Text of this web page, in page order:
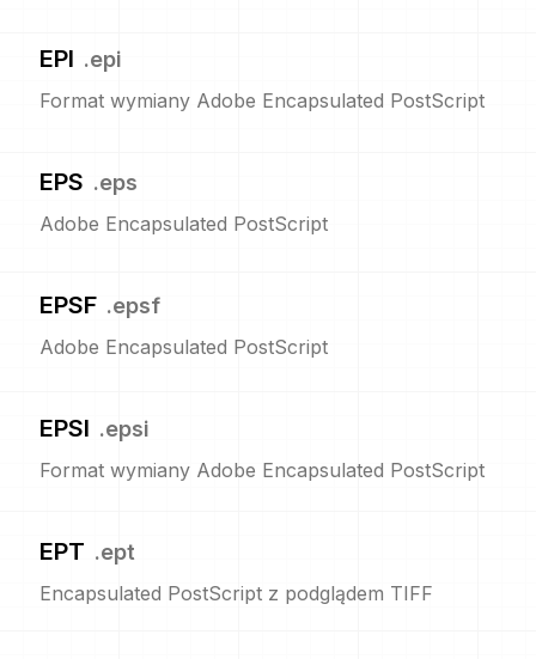
EPI .epi
Format wymiany Adobe Encapsulated PostScript
EPS .eps
Adobe Encapsulated PostScript
EPSF .epsf
Adobe Encapsulated PostScript
EPSI .epsi
Format wymiany Adobe Encapsulated PostScript
EPT .ept
Encapsulated PostScript z podglądem TIFF